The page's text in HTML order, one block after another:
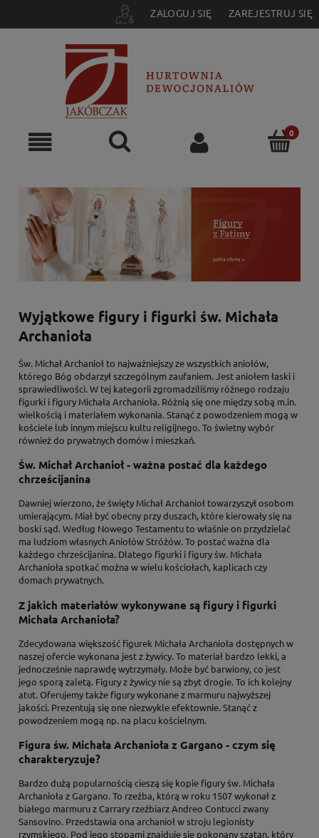
ZALOGUJ SIĘ ZAREJESTRUJ SIĘ
Wyjątkowe figury i figurki św. Michała
Archanioła
Św. Michał Archanioł to najważniejszy ze wszystkich aniołów,
którego Bóg obdarzył szczególnym zaufaniem. Jest aniołem łaski i
sprawiedliwości. W tej kategorii zgromadziliśmy różnego rodzaju
figurki i figury Michała Archanioła. Różnią się one między sobą m.in.
wielkością i materiałem wykonania. Stanąć z powodzeniem mogą w
kościele lub innym miejscu kultu religijnego. To świetny wybór
również do prywatnych domów i mieszkań.
Św. Michał Archanioł - ważna postać dla każdego
chrześcijanina
Dawniej wierzono, że święty Michał Archanioł towarzyszył osobom
umierającym. Miał być obecny przy duszach, które kierowały się na
boski sąd. Według Nowego Testamentu to właśnie on przydzielać
ma ludziom własnych Aniołów Stróżów. To postać ważna dla
każdego chrześcijanina. Dlatego figurki i figury św. Michała
Archanioła spotkać można w wielu kościołach, kaplicach czy
domach prywatnych.
Z jakich materiałów wykonywane są figury i figurki
Michała Archanioła?
Zdecydowana większość figurek Michała Archanioła dostępnych w
naszej ofercie wykonana jest z żywicy. To materiał bardzo lekki, a
jednocześnie naprawdę wytrzymały. Może być barwiony, co jest
jego sporą zaletą. Figury z żywicy nie są zbyt drogie. To ich kolejny
atut. Oferujemy także figury wykonane z marmuru najwyższej
jakości. Prezentują się one niezwykle efektownie. Stanąć z
powodzeniem mogą np. na placu kościelnym.
Figura św. Michała Archanioła z Gargano - czym się
charakteryzuje?
Bardzo dużą popularnością cieszą się kopie figury św. Michała
Archanioła z Gargano. To rzeźba, którą w roku 1507 wykonał z
białego marmuru z Carrary rzeźbiarz Andreo Contucci zwany
Sansovino. Przedstawia ona archanioł w stroju legionisty
rzymskiego. Pod jego stopami znajduje się pokonany szatan, który